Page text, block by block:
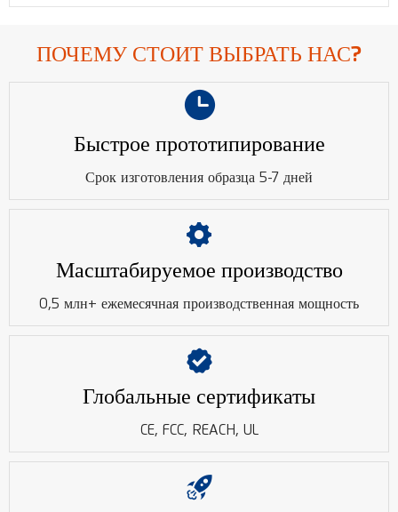
ПОЧЕМУ СТОИТ ВЫБРАТЬ НАС?

Быстрое прототипирование
Срок изготовления образца 5-7 дней

Масштабируемое производство
0,5 млн+ ежемесячная производственная мощность

Глобальные сертификаты
CE, FCC, REACH, UL
